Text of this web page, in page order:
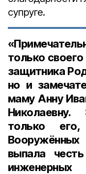
супруге.
только
защитника
но и
маму Анну
только
выпала